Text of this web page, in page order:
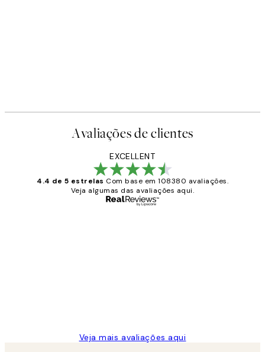
Avaliações de clientes
EXCELLENT
4.4 de 5 estrelas Com base em 108380 avaliações.
Veja algumas das avaliações aqui.
Veja mais avaliações aqui